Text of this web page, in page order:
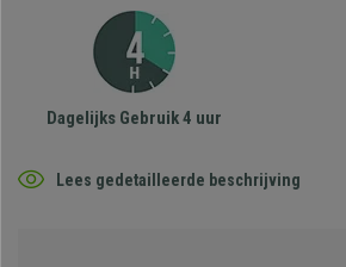
Dagelijks Gebruik 4 uur
Lees gedetailleerde beschrijving